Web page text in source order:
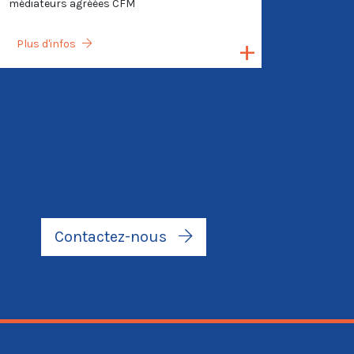
médiateurs agréées CFM
Plus d'infos
Contactez-nous